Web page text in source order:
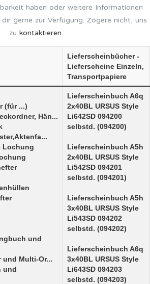
haben oder weitere Informationen
gerne zur Verfügung. Zögere nicht, uns
zu kontaktieren.
Lieferscheinbücher -
Lieferscheine Einzeln,
Transportpapiere
(für ...)
Hän...
Lochung
und
und Multi-Or...
und
Lieferscheinbuch A6q
2x40BL URSUS Style
Li642SD 094200
selbstd. (094200)
Lieferscheinbuch A5h
2x40BL URSUS Style
Li542SD 094201
selbstd. (094201)
Lieferscheinbuch A5h
3x40BL URSUS Style
Li543SD 094202
selbstd. (094202)
Lieferscheinbuch A6q
3x40BL URSUS Style
Li643SD 094203
selbstd. (094203)